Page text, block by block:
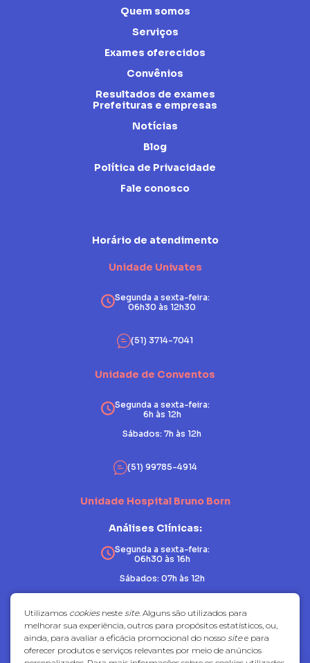
Utilizamos cookiesneste site. Alguns são utilizados para
melhorar sua experiência, outros para propósitos estatísticos, ou,
ainda, para avaliar a eficácia promocional do nosso sitee para
oferecer produtos e serviços relevantes por meio de anúncios
Quem somos
Serviços
Exames oferecidos
Convênios
Resultados de exames
Prefeituras e empresas
Notícias
Blog
Política de Privacidade
Fale conosco
Horário de atendimento
Unidade Univates
Segunda a sexta-feira:
06h30 às 12h30
(51) 3714-7041
Unidade de Conventos
Segunda a sexta-feira:
6h às 12h
Sábados: 7h às 12h
(51) 99785-4914
Unidade Hospital Bruno Born
Análises Clínicas:
Segunda a sexta-feira:
06h30 às 16h
Sábados: 07h às 12h
Patologia:
Segunda a sexta-feira:
07h30 às 17h
Sábados: fechado